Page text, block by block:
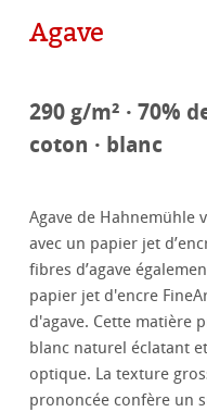
Agave
290 g/m² · 70%
coton · blanc
Agave de Hahnemühle
avec un papier jet
fibres d’agave
papier jet d'encre
d'agave. Cette matière
blanc naturel éclatant
optique. La texture
prononcée confère un